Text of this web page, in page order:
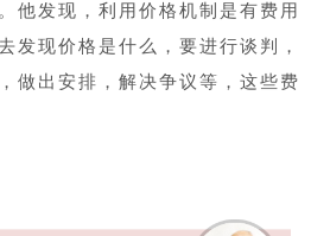
他发现，利用价格机制是有费用
发现价格是什么，要进行谈判，
做出安排，解决争议等，这些费